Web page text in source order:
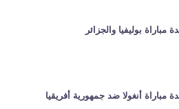
بوليفيا والجزائر
مباراة أنغولا ضد جمهورية أفريقيا